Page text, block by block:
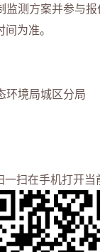
测方案并参与
为准。
境局城区分局
一扫在手机打开当